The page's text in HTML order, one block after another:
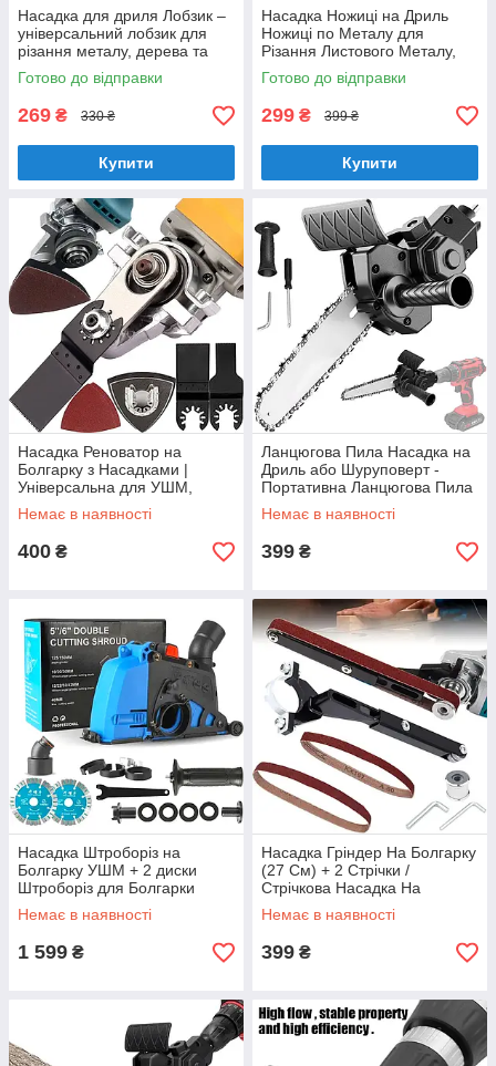
Насадка для дриля Лобзик –
універсальний лобзик для
різання металу, дерева та
пластику.
Готово до відправки
269 ₴ 330 ₴
Купити
Насадка Ножиці на Дриль
Ножиці по Металу для
Різання Листового Металу,
Будівельні , Насадки на
Шуруповерт
Готово до відправки
299 ₴ 399 ₴
Купити
Насадка Реноватор на
Болгарку з Насадками |
Універсальна для УШМ,
дерево, бетон, плитка
Немає в наявності
400 ₴
Ланцюгова Пила Насадка на
Дриль або Шуруповерт -
Портативна Ланцюгова Пила
по дереву. Швидкознімна
Немає в наявності
399 ₴
Насадка Штроборіз на
Болгарку УШМ + 2 диски
Штроборіз для Болгарки
125/150 мм
Немає в наявності
1 599 ₴
Насадка Гріндер На Болгарку
(27 См) + 2 Стрічки /
Стрічкова Насадка На
Болгарку / Насадка
Шліфувальна
Немає в наявності
399 ₴